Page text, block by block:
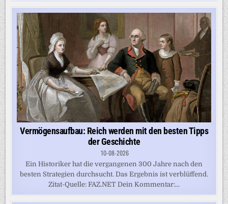
Vermögensaufbau: Reich werden mit den besten Tipps
der Geschichte
10-08-2026
Ein Historiker hat die vergangenen 300 Jahre nach den
besten Strategien durchsucht. Das Ergebnis ist verblüffend.
Zitat-Quelle: FAZ.NET Dein Kommentar:...